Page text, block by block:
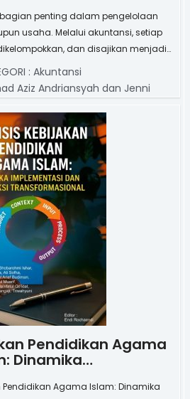
penting dalam pengelolaan
usaha. Melalui akuntansi, setiap
dan disajikan menjadi…
: Akuntansi
Aziz Andriansyah dan Jenni
Pendidikan Agama
Dinamika…
Pendidikan Agama Islam: Dinamika